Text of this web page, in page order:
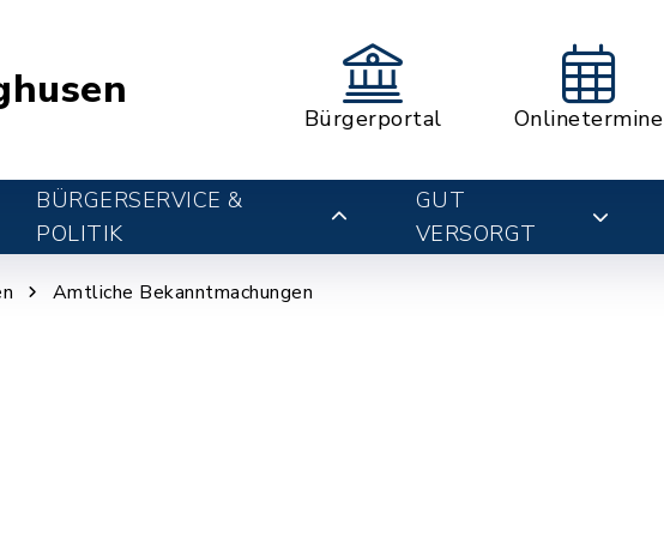
Bürgerportal Onlinetermine
BÜRGERSERVICE &
POLITIK
GUT
VERSORGT
Amtliche Bekanntmachungen